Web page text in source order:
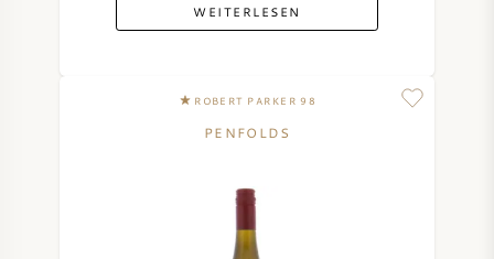
WEITERLESEN
ROBERT PARKER 98
PENFOLDS